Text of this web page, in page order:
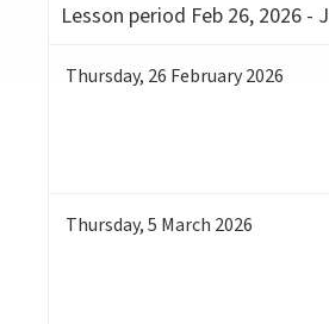
Lesson period Feb 26, 2026 -
Thursday, 26 February 2026
Thursday,5 March 2026